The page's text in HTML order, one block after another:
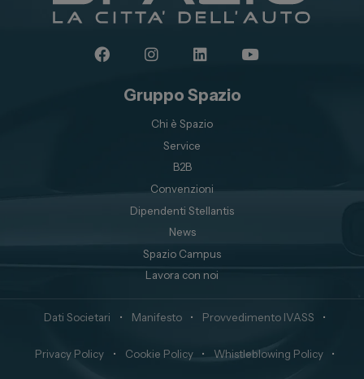
Gruppo Spazio
Chi è Spazio
Service
B2B
Convenzioni
Dipendenti Stellantis
News
Spazio Campus
Lavora con noi
Dati Societari • Manifesto • Provvedimento IVASS •
Privacy Policy • Cookie Policy • Whistleblowing Policy •